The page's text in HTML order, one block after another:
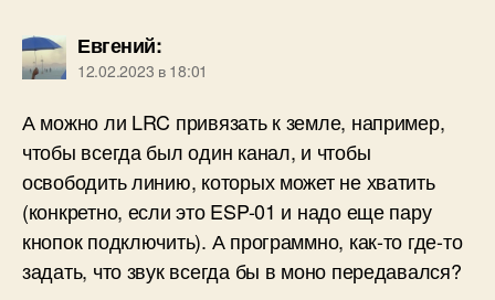
admin-new
13.02.2023 в 12:48
Нет, к сожалению, не подскажу. Ваши вопросы
уже сложноваты для меня поскольку я этот
проект лично не собирал
Ответить